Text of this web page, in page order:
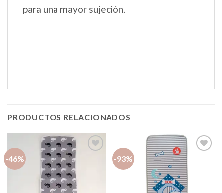
para una mayor sujeción.
PRODUCTOS RELACIONADOS
-46% -93%